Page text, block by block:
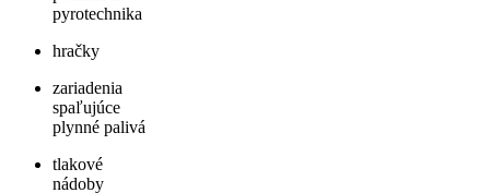
pyrotechnika
hračky
zariadenia
spaľujúce
plynné palivá
tlakové
nádoby